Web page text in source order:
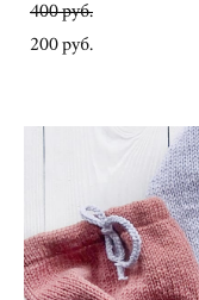
400 pуб.
200 pуб.